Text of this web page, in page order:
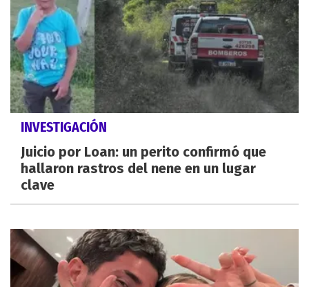
INVESTIGACIÓN
Juicio por Loan: un perito confirmó que
hallaron rastros del nene en un lugar
clave